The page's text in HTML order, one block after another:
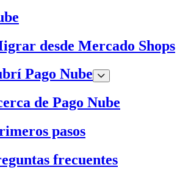
desde Mercado Shops
Pago Nube
de Pago Nube
pasos
frecuentes